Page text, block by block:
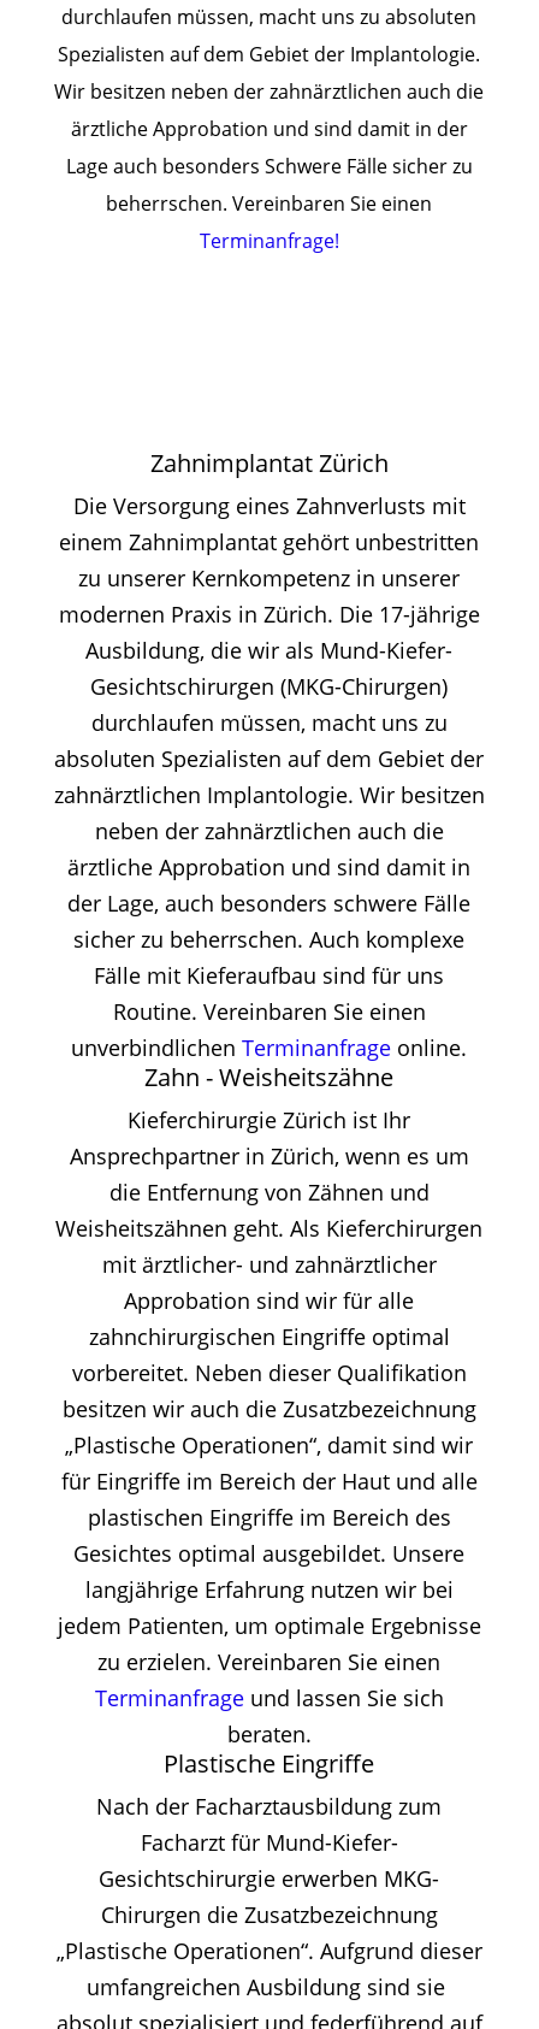
durchlaufen müssen, macht uns zu absoluten
Spezialisten auf dem Gebiet der Implantologie.
Wir besitzen neben der zahnärztlichen auch die
ärztliche Approbation und sind damit in der
Lage auch besonders Schwere Fälle sicher zu
beherrschen. Vereinbaren Sie einen
Terminanfrage!
Zahnimplantat Zürich
Die Versorgung eines Zahnverlusts mit
einem Zahnimplantat gehört unbestritten
zu unserer Kernkompetenz in unserer
modernen Praxis in Zürich. Die 17-jährige
Ausbildung, die wir als Mund-Kiefer-
Gesichtschirurgen (MKG-Chirurgen)
durchlaufen müssen, macht uns zu
absoluten Spezialisten auf dem Gebiet der
zahnärztlichen Implantologie. Wir besitzen
neben der zahnärztlichen auch die
ärztliche Approbation und sind damit in
der Lage, auch besonders schwere Fälle
sicher zu beherrschen. Auch komplexe
Fälle mit Kieferaufbau sind für uns
Routine. Vereinbaren Sie einen
unverbindlichenTerminanfrage online.
Zahn - Weisheitszähne
Kieferchirurgie Zürich ist Ihr
Ansprechpartner in Zürich, wenn es um
die Entfernung von Zähnen und
Weisheitszähnen geht. Als Kieferchirurgen
mit ärztlicher- und zahnärztlicher
Approbation sind wir für alle
zahnchirurgischen Eingriffe optimal
vorbereitet. Neben dieser Qualifikation
besitzen wir auch die Zusatzbezeichnung
„Plastische Operationen“, damit sind wir
für Eingriffe im Bereich der Haut und alle
plastischen Eingriffe im Bereich des
Gesichtes optimal ausgebildet. Unsere
langjährige Erfahrung nutzen wir bei
jedem Patienten, um optimale Ergebnisse
zu erzielen. Vereinbaren Sie einen
Terminanfrageund lassen Sie sich
beraten.
Plastische Eingriffe
Nach der Facharztausbildung zum
Facharzt für Mund-Kiefer-
Gesichtschirurgie erwerben MKG-
Chirurgen die Zusatzbezeichnung
„Plastische Operationen“. Aufgrund dieser
umfangreichen Ausbildung sind sie
absolut spezialisiert und federführend auf